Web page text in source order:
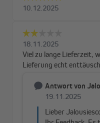
Flexible
Du hast mehrere
bedienen: Du kannst ihn
schieben oder bei Bedarf
links oder rechts). Für die
Schloss zum Abschließen
Für mehr Komfort wähle
und Fernbedienung.
Einfache Montage und